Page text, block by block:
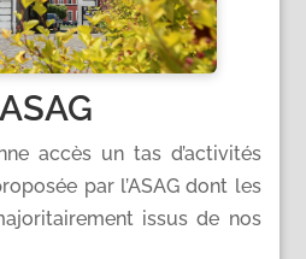
accès un tas d’activités
par l’ASAG dont les
issus de nos